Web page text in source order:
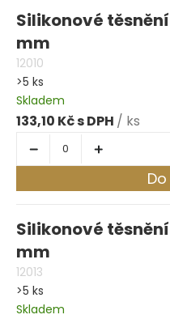
Silikonové
mm
12010
>5 ks
Skladem
133,10 Kč / ks
Silikonové
mm
12013
>5 ks
Skladem